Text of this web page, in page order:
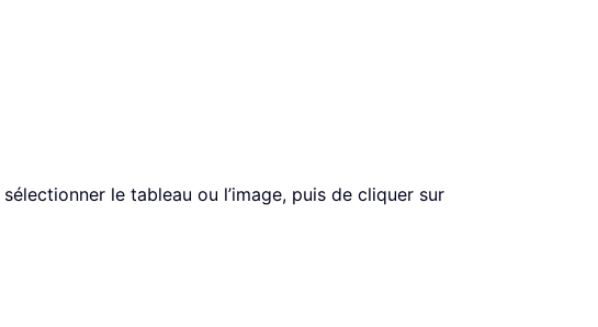
le tableau ou l’image, puis de cliquer sur